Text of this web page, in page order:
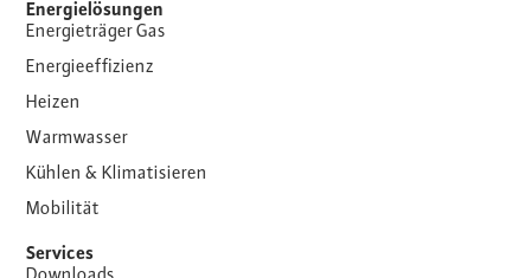
Energielösungen
Energieträger Gas
Energieeffizienz
Heizen
Warmwasser
Kühlen & Klimatisieren
Mobilität
Services